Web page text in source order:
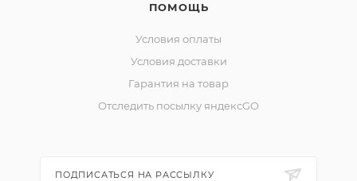
ПОМОЩЬ
Условия оплаты
Условия доставки
Гарантия на товар
Отследить посылку яндексGO
ПОДПИСАТЬСЯ НА РАССЫЛКУ